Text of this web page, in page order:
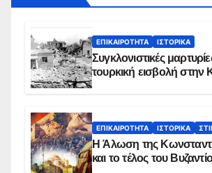
ΕΠΙΚΑΙΡΌΤΗΤΑ ΙΣΤΟΡΙΚΆ
Συγκλονιστικές
τουρκική εισβολή στην
ΕΠΙΚΑΙΡΌΤΗΤΑ ΙΣΤΟΡΙΚΆ
Η Άλωση της
και το τέλος του